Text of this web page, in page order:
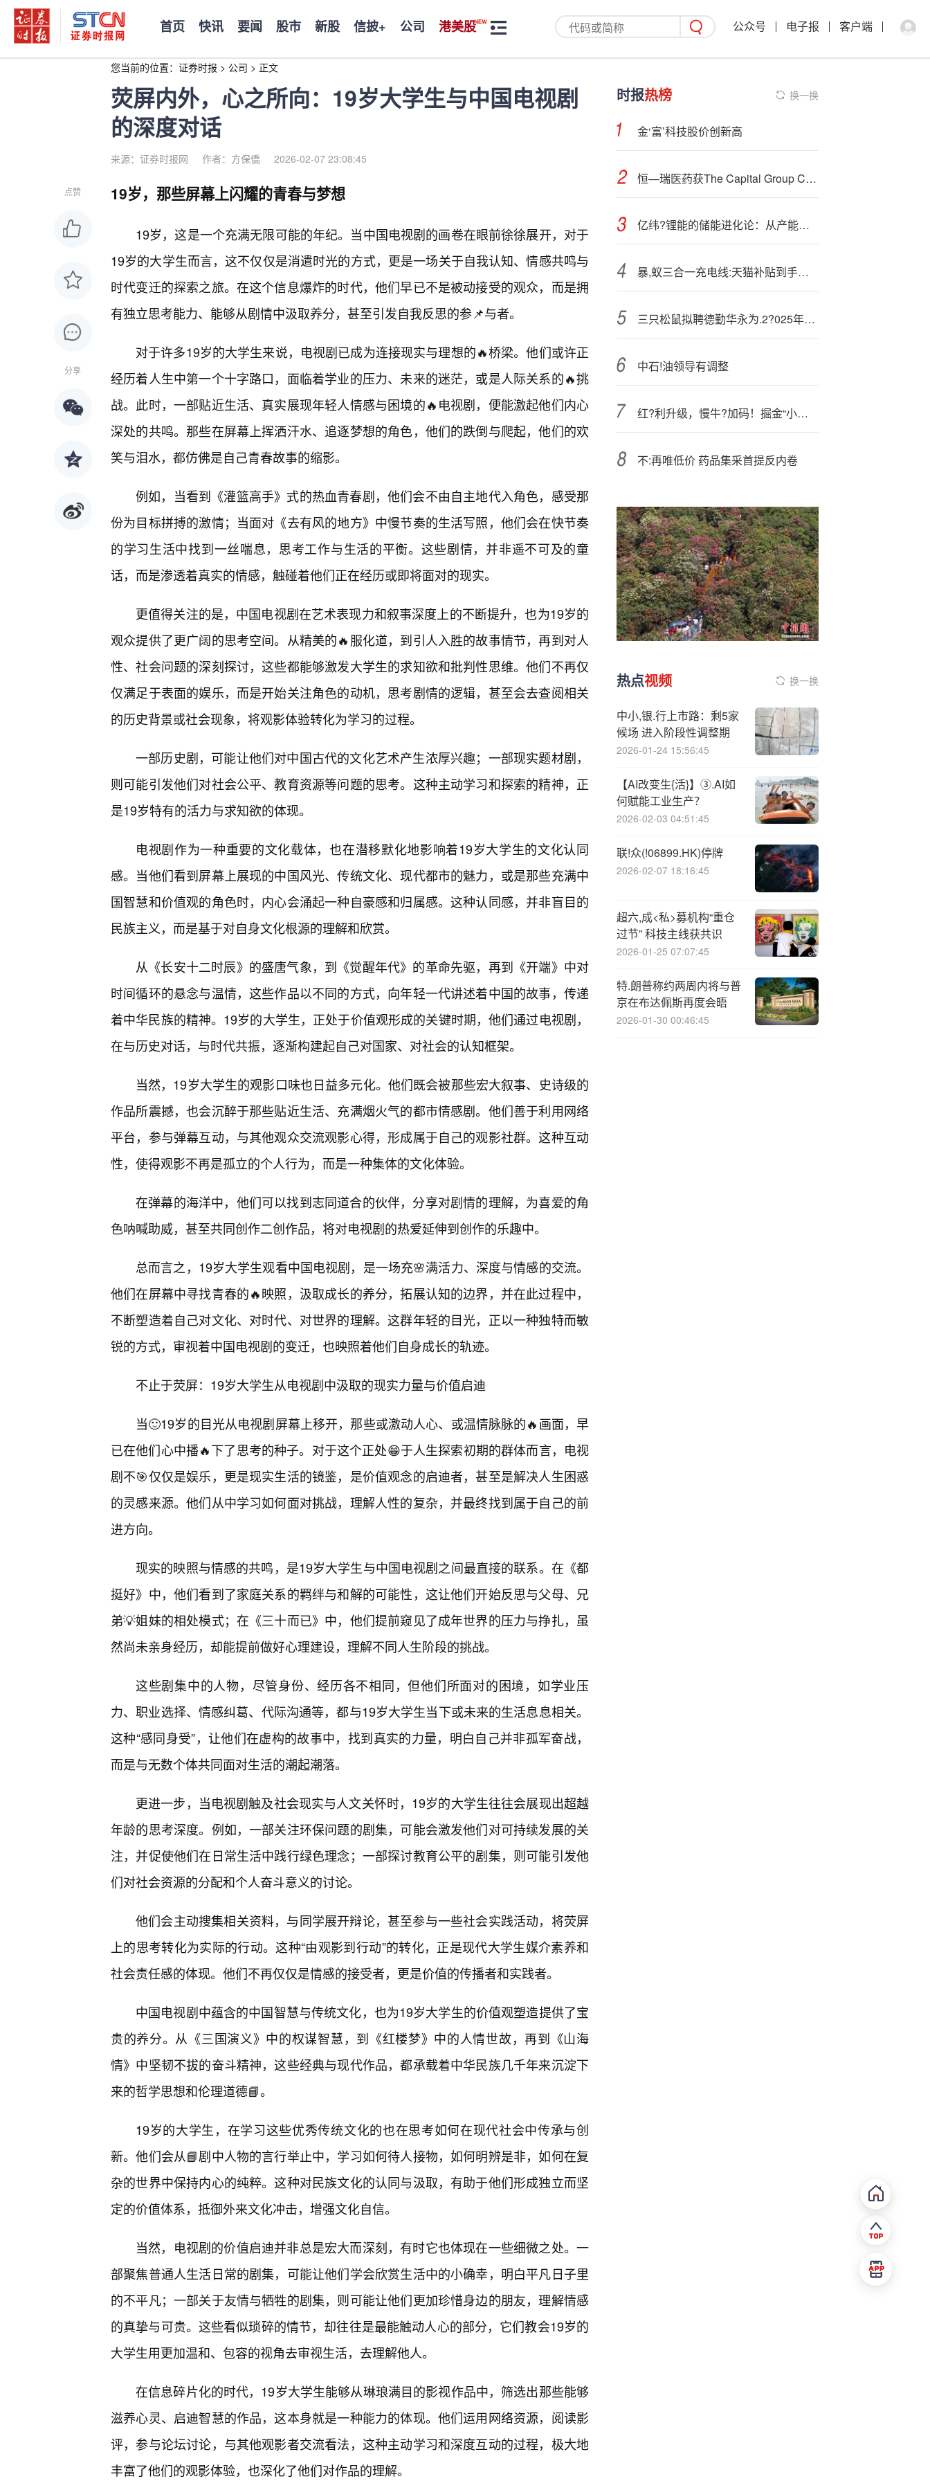
首页 快讯 要闻 股市 新股 信披+ 公司 港美股 公众号 电子报 客户端
您当前的位置： 证券时报 > 公司 > 正文
荧屏内外，心之所向：19岁大学生与中国电视剧
的深度对话
来源：证券时报网 作者：方保僑 2026-02-07 23:08:45
点赞
分享
19岁，那些屏幕上闪耀的青春与梦想
19岁，这是一个充满无限可能的年纪。当中国电视剧的画卷在眼前徐徐展开，对于
19岁的大学生而言，这不仅仅是消遣时光的方式，更是一场关于自我认知、情感共鸣与
时代变迁的探索之旅。在这个信息爆炸的时代，他们早已不是被动接受的观众，而是拥
有独立思考能力、能够从剧情中汲取养分，甚至引发自我反思的参📌与者。
对于许多19岁的大学生来说，电视剧已成为连接现实与理想的🔥桥梁。他们或许正
经历着人生中第一个十字路口，面临着学业的压力、未来的迷茫，或是人际关系的🔥挑
战。此时，一部贴近生活、真实展现年轻人情感与困境的🔥电视剧，便能激起他们内心
深处的共鸣。那些在屏幕上挥洒汗水、追逐梦想的角色，他们的跌倒与爬起，他们的欢
笑与泪水，都仿佛是自己青春故事的缩影。
例如，当看到《灌篮高手》式的热血青春剧，他们会不由自主地代入角色，感受那
份为目标拼搏的激情；当面对《去有风的地方》中慢节奏的生活写照，他们会在快节奏
的学习生活中找到一丝喘息，思考工作与生活的平衡。这些剧情，并非遥不可及的童
话，而是渗透着真实的情感，触碰着他们正在经历或即将面对的现实。
更值得关注的是，中国电视剧在艺术表现力和叙事深度上的不断提升，也为19岁的
观众提供了更广阔的思考空间。从精美的🔥服化道，到引人入胜的故事情节，再到对人
性、社会问题的深刻探讨，这些都能够激发大学生的求知欲和批判性思维。他们不再仅
仅满足于表面的娱乐，而是开始关注角色的动机，思考剧情的逻辑，甚至会去查阅相关
的历史背景或社会现象，将观影体验转化为学习的过程。
一部历史剧，可能让他们对中国古代的文化艺术产生浓厚兴趣；一部现实题材剧，
则可能引发他们对社会公平、教育资源等问题的思考。这种主动学习和探索的精神，正
是19岁特有的活力与求知欲的体现。
电视剧作为一种重要的文化载体，也在潜移默化地影响着19岁大学生的文化认同
感。当他们看到屏幕上展现的中国风光、传统文化、现代都市的魅力，或是那些充满中
国智慧和价值观的角色时，内心会涌起一种自豪感和归属感。这种认同感，并非盲目的
民族主义，而是基于对自身文化根源的理解和欣赏。
从《长安十二时辰》的盛唐气象，到《觉醒年代》的革命先驱，再到《开端》中对
时间循环的悬念与温情，这些作品以不同的方式，向年轻一代讲述着中国的故事，传递
着中华民族的精神。19岁的大学生，正处于价值观形成的关键时期，他们通过电视剧，
在与历史对话，与时代共振，逐渐构建起自己对国家、对社会的认知框架。
当然，19岁大学生的观影口味也日益多元化。他们既会被那些宏大叙事、史诗级的
作品所震撼，也会沉醉于那些贴近生活、充满烟火气的都市情感剧。他们善于利用网络
平台，参与弹幕互动，与其他观众交流观影心得，形成属于自己的观影社群。这种互动
性，使得观影不再是孤立的个人行为，而是一种集体的文化体验。
在弹幕的海洋中，他们可以找到志同道合的伙伴，分享对剧情的理解，为喜爱的角
色呐喊助威，甚至共同创作二创作品，将对电视剧的热爱延伸到创作的乐趣中。
总而言之，19岁大学生观看中国电视剧，是一场充🌸满活力、深度与情感的交流。
他们在屏幕中寻找青春的🔥映照，汲取成长的养分，拓展认知的边界，并在此过程中，
不断塑造着自己对文化、对时代、对世界的理解。这群年轻的目光，正以一种独特而敏
锐的方式，审视着中国电视剧的变迁，也映照着他们自身成长的轨迹。
不止于荧屏：19岁大学生从电视剧中汲取的现实力量与价值启迪
当🙂19岁的目光从电视剧屏幕上移开，那些或激动人心、或温情脉脉的🔥画面，早
已在他们心中播🔥下了思考的种子。对于这个正处😁于人生探索初期的群体而言，电视
剧不🎯仅仅是娱乐，更是现实生活的镜鉴，是价值观念的启迪者，甚至是解决人生困惑
的灵感来源。他们从中学习如何面对挑战，理解人性的复杂，并最终找到属于自己的前
进方向。
现实的映照与情感的共鸣，是19岁大学生与中国电视剧之间最直接的联系。在《都
挺好》中，他们看到了家庭关系的羁绊与和解的可能性，这让他们开始反思与父母、兄
弟💡姐妹的相处模式；在《三十而已》中，他们提前窥见了成年世界的压力与挣扎，虽
然尚未亲身经历，却能提前做好心理建设，理解不同人生阶段的挑战。
这些剧集中的人物，尽管身份、经历各不相同，但他们所面对的困境，如学业压
力、职业选择、情感纠葛、代际沟通等，都与19岁大学生当下或未来的生活息息相关。
这种“感同身受”，让他们在虚构的故事中，找到真实的力量，明白自己并非孤军奋战，
而是与无数个体共同面对生活的潮起潮落。
更进一步，当电视剧触及社会现实与人文关怀时，19岁的大学生往往会展现出超越
年龄的思考深度。例如，一部关注环保问题的剧集，可能会激发他们对可持续发展的关
注，并促使他们在日常生活中践行绿色理念；一部探讨教育公平的剧集，则可能引发他
们对社会资源的分配和个人奋斗意义的讨论。
他们会主动搜集相关资料，与同学展开辩论，甚至参与一些社会实践活动，将荧屏
上的思考转化为实际的行动。这种“由观影到行动”的转化，正是现代大学生媒介素养和
社会责任感的体现。他们不再仅仅是情感的接受者，更是价值的传播者和实践者。
中国电视剧中蕴含的中国智慧与传统文化，也为19岁大学生的价值观塑造提供了宝
贵的养分。从《三国演义》中的权谋智慧，到《红楼梦》中的人情世故，再到《山海
情》中坚韧不拔的奋斗精神，这些经典与现代作品，都承载着中华民族几千年来沉淀下
来的哲学思想和伦理道德📘。
19岁的大学生，在学习这些优秀传统文化的也在思考如何在现代社会中传承与创
新。他们会从📘剧中人物的言行举止中，学习如何待人接物，如何明辨是非，如何在复
杂的世界中保持内心的纯粹。这种对民族文化的认同与汲取，有助于他们形成独立而坚
定的价值体系，抵御外来文化冲击，增强文化自信。
当然，电视剧的价值启迪并非总是宏大而深刻，有时它也体现在一些细微之处。一
部聚焦普通人生活日常的剧集，可能让他们学会欣赏生活中的小确幸，明白平凡日子里
的不平凡；一部关于友情与牺牲的剧集，则可能让他们更加珍惜身边的朋友，理解情感
的真挚与可贵。这些看似琐碎的情节，却往往是最能触动人心的部分，它们教会19岁的
大学生用更加温和、包容的视角去审视生活，去理解他人。
在信息碎片化的时代，19岁大学生能够从琳琅满目的影视作品中，筛选出那些能够
滋养心灵、启迪智慧的作品，这本身就是一种能力的体现。他们运用网络资源，阅读影
评，参与论坛讨论，与其他观影者交流看法，这种主动学习和深度互动的过程，极大地
丰富了他们的观影体验，也深化了他们对作品的理解。
时报热榜 换一换
金‘富’科技股价创新高
恒—瑞医药获The Capital Group Companies, Inc.增持172.82万股 每股均价约87.29港元
亿纬?锂能的储能进化论：从产能竞赛到规则重构的“场景突围”
暴,蚁三合一充电线:天猫补贴到手仅3.01元
三只松鼠拟聘德勤华永为.2?025年度审计机构
中石!油领导有调整
红?利升级，慢牛?加码！掘金“小市值+低估值+高股息”，标普红利ETF(562060)攻守兼备！
不:再唯低价 药品集采首提反内卷
热点视频 换一换
中小,银.行上市路：剩5家
候场 进入阶段性调整期
2026-01-24 15:56:45
【AI改变生{活}】③.AI如
何赋能工业生产？
2026-02-03 04:51:45
联!众(!06899.HK)停牌
2026-02-07 18:16:45
超六,成<私>募机构“重仓
过节” 科技主线获共识
2026-01-25 07:07:45
特.朗普称约两周内将与普
京在布达佩斯再度会晤
2026-01-30 00:46:45